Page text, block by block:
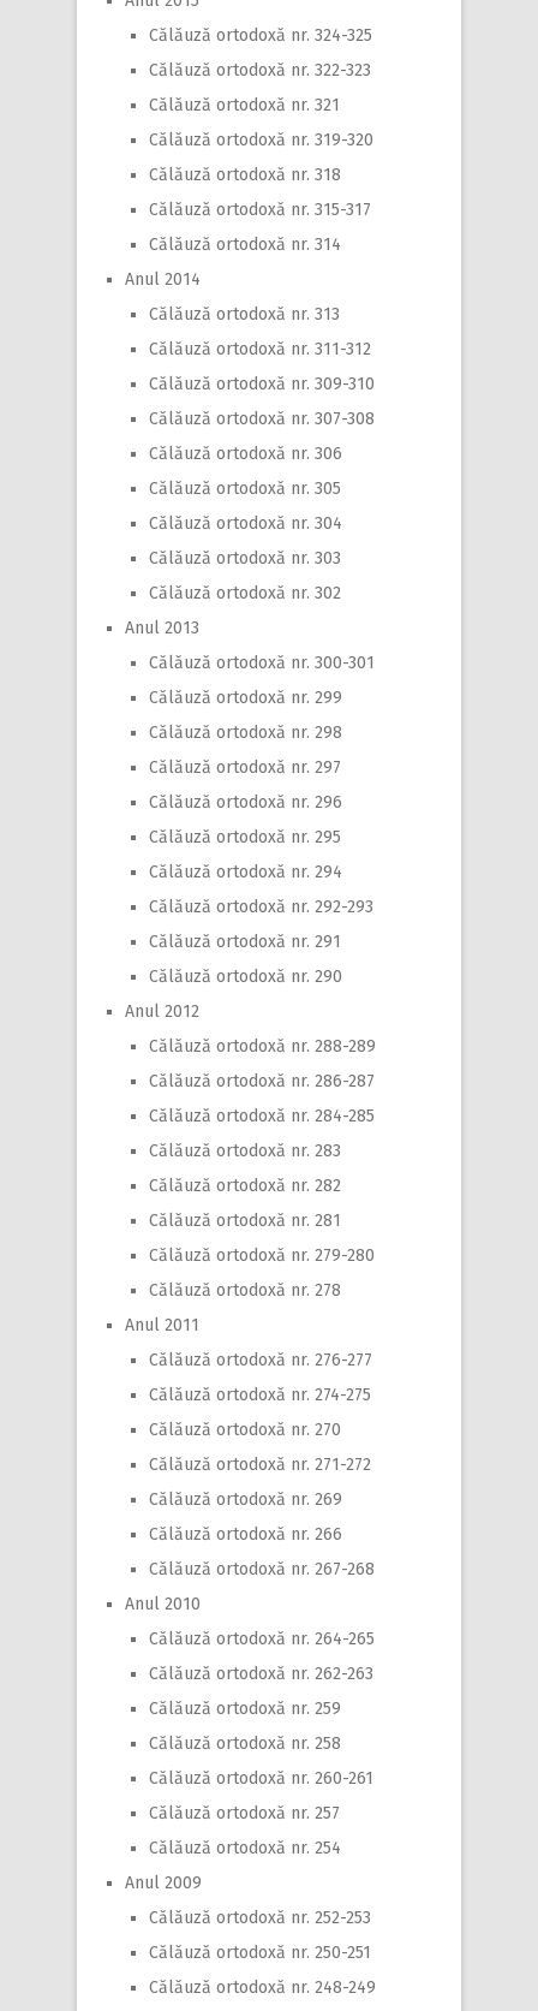
Călăuză ortodoxă nr. 324-325
Călăuză ortodoxă nr. 322-323
Călăuză ortodoxă nr. 321
Călăuză ortodoxă nr. 319-320
Călăuză ortodoxă nr. 318
Călăuză ortodoxă nr. 315-317
Călăuză ortodoxă nr. 314
Anul 2014
Călăuză ortodoxă nr. 313
Călăuză ortodoxă nr. 311-312
Călăuză ortodoxă nr. 309-310
Călăuză ortodoxă nr. 307-308
Călăuză ortodoxă nr. 306
Călăuză ortodoxă nr. 305
Călăuză ortodoxă nr. 304
Călăuză ortodoxă nr. 303
Călăuză ortodoxă nr. 302
Anul 2013
Călăuză ortodoxă nr. 300-301
Călăuză ortodoxă nr. 299
Călăuză ortodoxă nr. 298
Călăuză ortodoxă nr. 297
Călăuză ortodoxă nr. 296
Călăuză ortodoxă nr. 295
Călăuză ortodoxă nr. 294
Călăuză ortodoxă nr. 292-293
Călăuză ortodoxă nr. 291
Călăuză ortodoxă nr. 290
Anul 2012
Călăuză ortodoxă nr. 288-289
Călăuză ortodoxă nr. 286-287
Călăuză ortodoxă nr. 284-285
Călăuză ortodoxă nr. 283
Călăuză ortodoxă nr. 282
Călăuză ortodoxă nr. 281
Călăuză ortodoxă nr. 279-280
Călăuză ortodoxă nr. 278
Anul 2011
Călăuză ortodoxă nr. 276-277
Călăuză ortodoxă nr. 274-275
Călăuză ortodoxă nr. 270
Călăuză ortodoxă nr. 271-272
Călăuză ortodoxă nr. 269
Călăuză ortodoxă nr. 266
Călăuză ortodoxă nr. 267-268
Anul 2010
Călăuză ortodoxă nr. 264-265
Călăuză ortodoxă nr. 262-263
Călăuză ortodoxă nr. 259
Călăuză ortodoxă nr. 258
Călăuză ortodoxă nr. 260-261
Călăuză ortodoxă nr. 257
Călăuză ortodoxă nr. 254
Anul 2009
Călăuză ortodoxă nr. 252-253
Călăuză ortodoxă nr. 250-251
Călăuză ortodoxă nr. 248-249